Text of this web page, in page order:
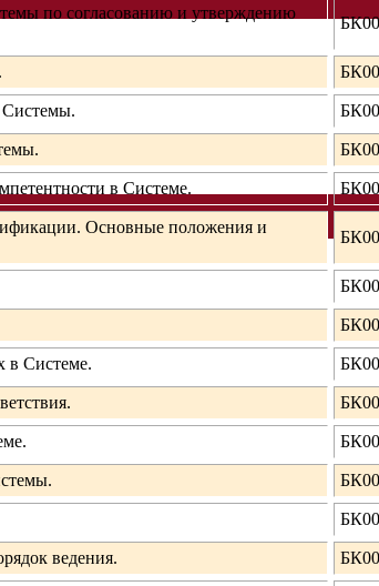
по согласованию и утверждению
Системы.
в Системе.
Основные положения и
в Системе.
ведения.